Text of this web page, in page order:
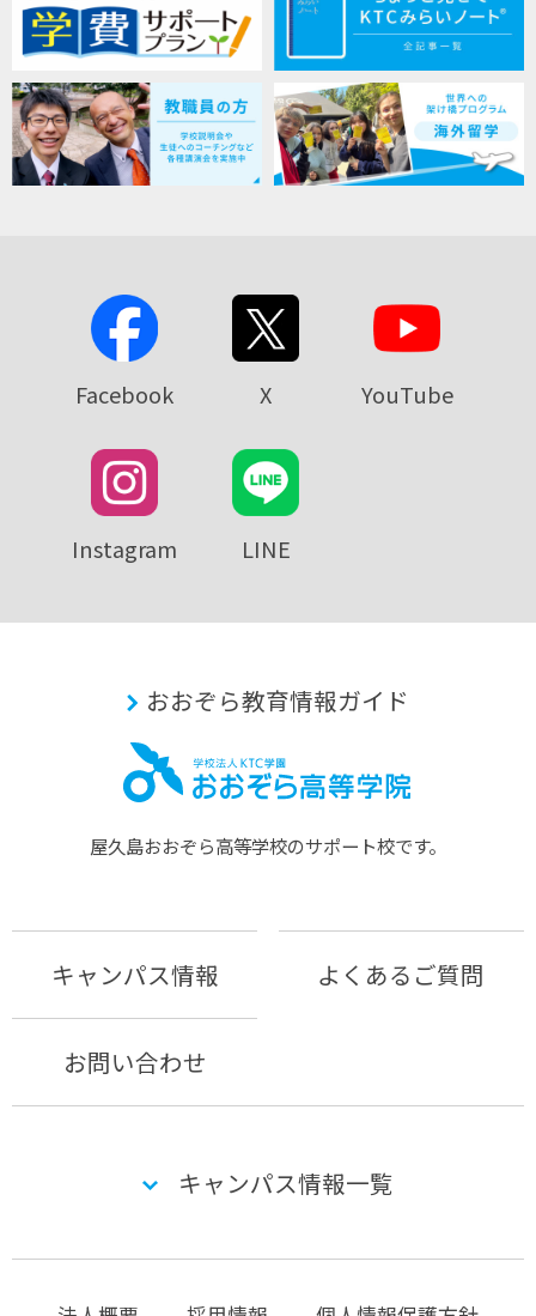
Facebook X YouTube
Instagram LINE
おおぞら教育情報ガイド
屋久島おおぞら⾼等学校のサポート校です。
キャンパス情報 よくあるご質問
お問い合わせ
キャンパス情報一覧